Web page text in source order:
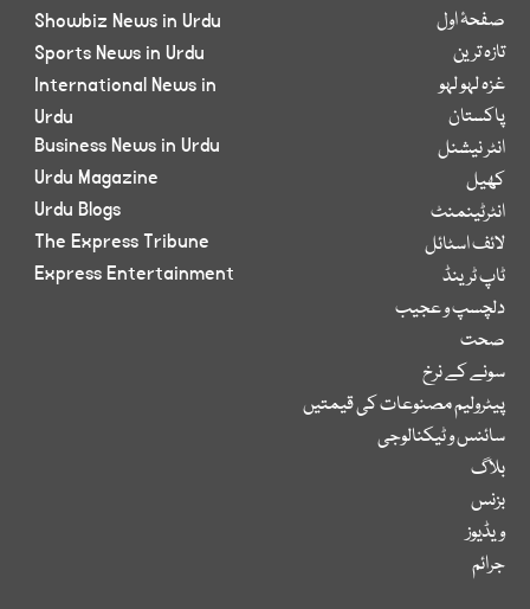
صفحۂ اول
تازہ ترین
غزہ لہو لہو
پاکستان
انٹر نیشنل
کھیل
انٹرٹینمنٹ
لائف اسٹائل
ٹاپ ٹرینڈ
دلچسپ و عجیب
صحت
سونے کے نرخ
پیٹرولیم مصنوعات کی قیمتیں
سائنس و ٹیکنالوجی
بلاگ
بزنس
ویڈیوز
جرائم
Showbiz News in Urdu
Sports News in Urdu
International News in
Urdu
Business News in Urdu
Urdu Magazine
Urdu Blogs
The Express Tribune
Express Entertainment